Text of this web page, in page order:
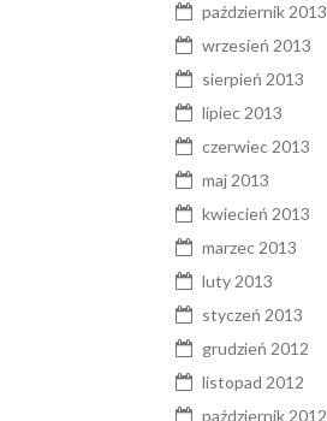
październik 2013
wrzesień 2013
sierpień 2013
lipiec 2013
czerwiec 2013
maj 2013
kwiecień 2013
marzec 2013
luty 2013
styczeń 2013
grudzień 2012
listopad 2012
październik 2012